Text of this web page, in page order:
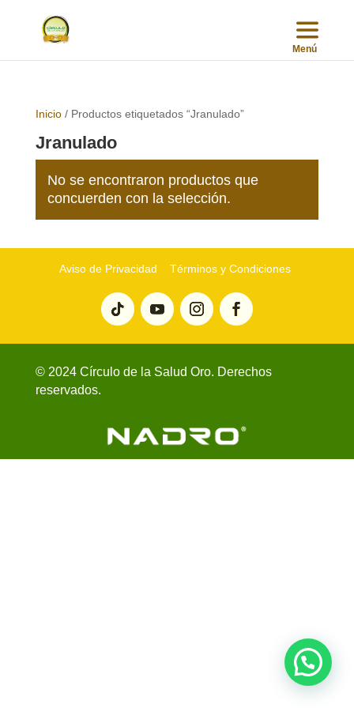
Inicio/ Productos etiquetados “Jranulado”
Jranulado
No se encontraron productos que
concuerden con la selección.
Aviso de Privacidad Términos y Condiciones
© 2024 Círculo de la Salud Oro. Derechos
reservados.